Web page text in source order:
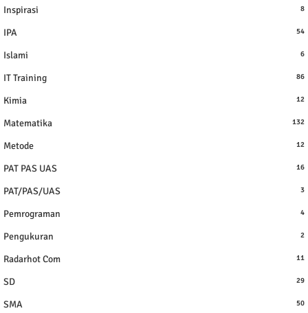
Inspirasi 8
IPA 54
Islami 6
IT Training 86
Kimia 12
Matematika 132
Metode 12
PAT PAS UAS 16
PAT/PAS/UAS 3
Pemrograman 4
Pengukuran 2
Radarhot Com 11
SD 29
SMA 50